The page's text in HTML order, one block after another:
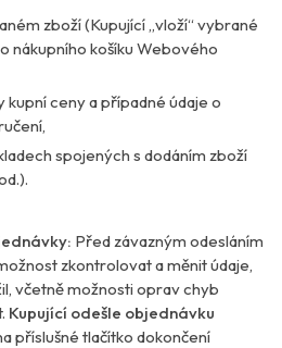
zboží (Kupující „vloží“ vybrané
nákupního košíku Webového
ceny a případné údaje o
spojených s dodáním zboží
Před závazným odesláním
zkontrolovat a měnit údaje,
včetně možnosti oprav chyb
Kupující odešle objednávku
příslušné tlačítko dokončení